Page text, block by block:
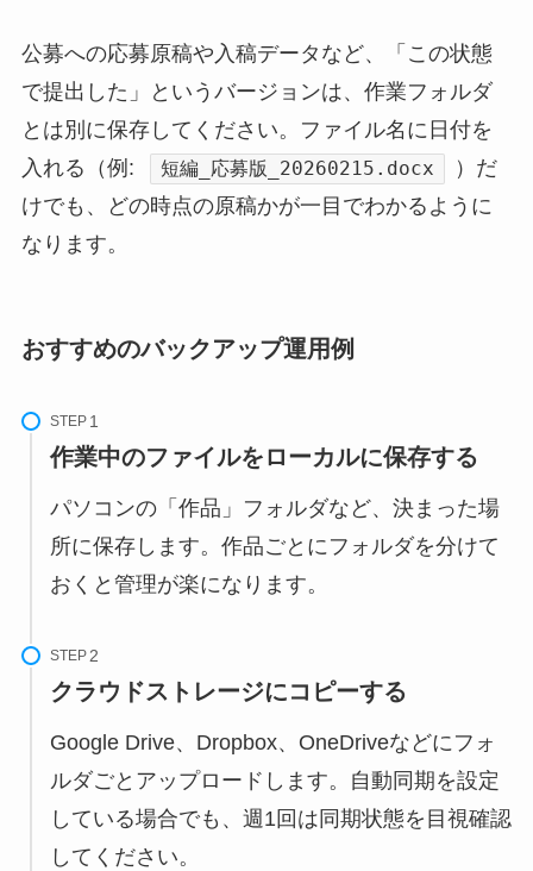
公募への応募原稿や入稿データなど、「この状態
で提出した」というバージョンは、作業フォルダ
とは別に保存してください。ファイル名に日付を
入れる（例:
短編_応募版_20260215.docx
）だ
けでも、どの時点の原稿かが一目でわかるように
なります。
おすすめのバックアップ運用例
STEP
作業中のファイルをローカルに保存する
パソコンの「作品」フォルダなど、決まった場
所に保存します。作品ごとにフォルダを分けて
おくと管理が楽になります。
STEP
クラウドストレージにコピーする
Google Drive、Dropbox、OneDriveなどにフォ
ルダごとアップロードします。自動同期を設定
している場合でも、週1回は同期状態を目視確認
してください。